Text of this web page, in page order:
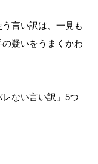
言い訳は、一見も
疑いをうまくかわ
ない言い訳」5つ